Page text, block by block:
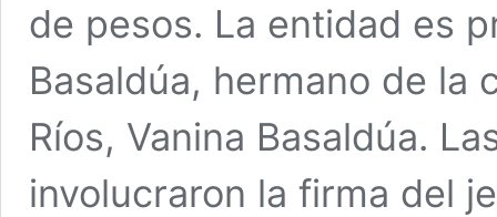
de pesos. La entidad es
Basaldúa, hermano de la
Ríos, Vanina Basaldúa.
involucraron la firma del